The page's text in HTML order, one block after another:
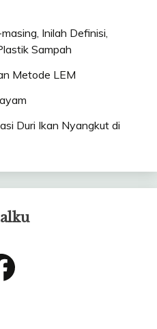
Inilah Definisi,
Sampah
Metode LEM
Duri Ikan Nyangkut di